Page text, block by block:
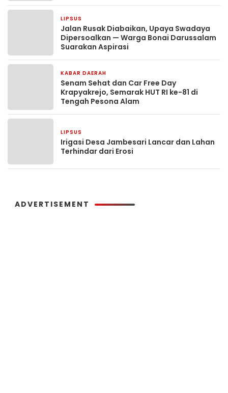
LIPSUS
Jalan Rusak Diabaikan, Upaya Swadaya
Dipersoalkan — Warga Bonai Darussalam
Suarakan Aspirasi
KABAR DAERAH
Senam Sehat dan Car Free Day
Krapyakrejo, Semarak HUT RI ke-81 di
Tengah Pesona Alam
LIPSUS
Irigasi Desa Jambesari Lancar dan Lahan
Terhindar dari Erosi
ADVERTISEMENT